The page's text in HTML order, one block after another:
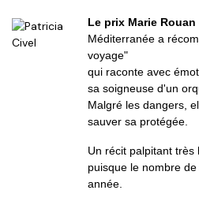
Le prix Marie Rouan
Méditerranée a
voyage"
qui raconte avec
sa soigneuse d'un
Malgré les dangers,
sauver sa protégée.
Un récit palpitant
puisque le nombre
année.